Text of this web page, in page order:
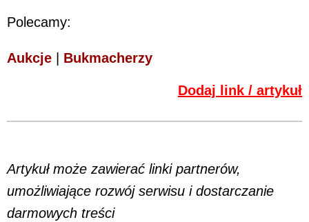
Polecamy:
Aukcje Bukmacherzy
Dodaj link / artykuł
Artykuł może zawierać linki partnerów,
umożliwiające rozwój serwisu i dostarczanie
darmowych treści